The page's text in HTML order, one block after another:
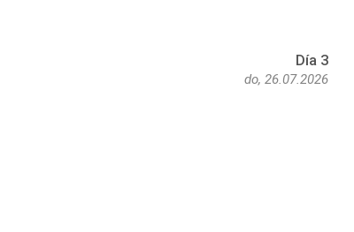
Día 3
do, 26.07.2026